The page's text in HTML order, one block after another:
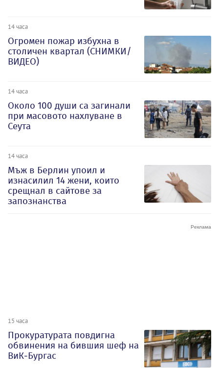
14 часа
Огромен пожар избухна в
столичен квартал (СНИМКИ/
ВИДЕО)
14 часа
Около 100 души са загинали
при масовото нахлуване в
Сеута
14 часа
Мъж в Берлин упоил и
изнасилил 14 жени, които
срещнал в сайтове за
запознанства
15 часа
Прокуратурата повдигна
обвинения на бившия шеф на
ВиК-Бургас